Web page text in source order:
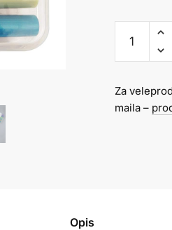
MARKER
AKRILNI
1/12
ART
METALLIC
Za
maila –
Opis